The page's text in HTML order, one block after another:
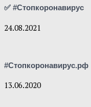
✅ #Стопкоронавирус
24.08.2021
#Стопкоронавирус.рф
13.06.2020